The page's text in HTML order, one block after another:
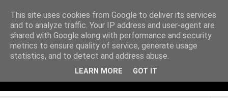
This site uses cookies from Google to deliver its services
and to analyze traffic. Your IP address and user-agent are
shared with Google along with performance and security
metrics to ensure quality of service, generate usage
statistics, and to detect and address abuse.
LEARN MORE GOT IT